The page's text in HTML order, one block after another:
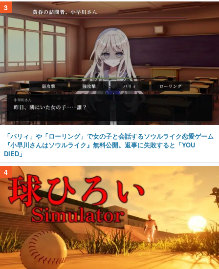
3
「パリィ」や「ローリング」で女の子と会話するソウルライク恋愛ゲーム
『小早川さんはソウルライク』無料公開。返事に失敗すると「YOU
DIED」
4